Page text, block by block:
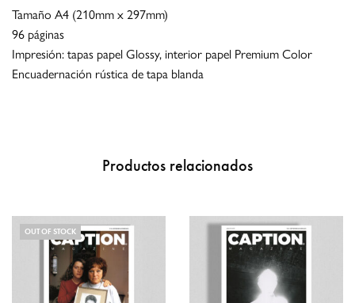
Tamaño A4 (210mm x 297mm)
96 páginas
Impresión: tapas papel Glossy, interior papel Premium Color
Encuadernación rústica de tapa blanda
Productos relacionados
OUT OF STOCK